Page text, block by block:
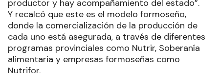
productor y hay acompañamiento del estado”.
Y recalcó que este es el modelo formoseño,
donde la comercialización de la producción de
cada uno está asegurada, a través de diferentes
programas provinciales como Nutrir, Soberanía
alimentaria y empresas formoseñas como